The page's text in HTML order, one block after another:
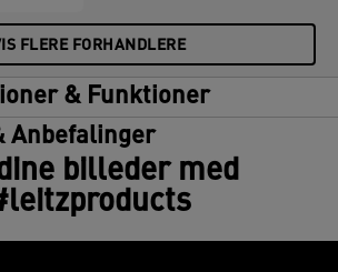
FLERE FORHANDLERE
& Funktioner
Anbefalinger
billeder med